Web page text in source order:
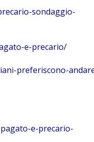
sondaggio-
e-precario/
preferiscono-
e-precario-